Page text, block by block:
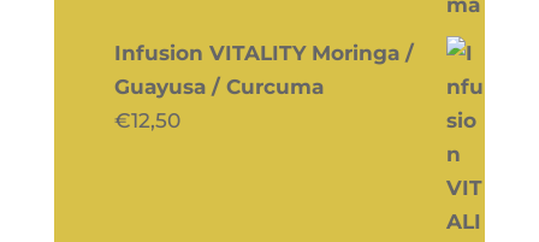
Infusion VITALITY Moringa /
Guayusa / Curcuma
€12,50